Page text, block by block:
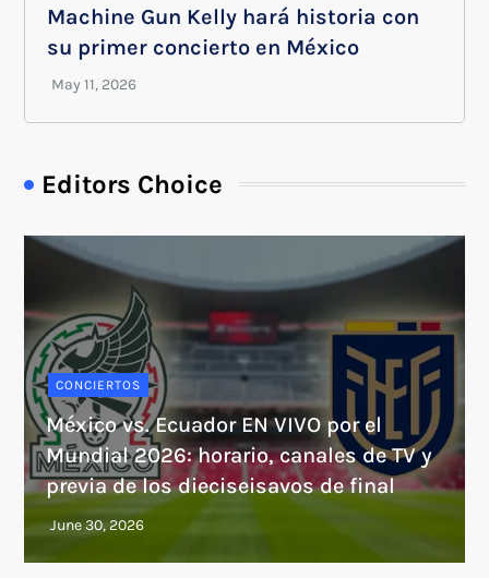
Machine Gun Kelly hará historia con
su primer concierto en México
Editors Choice
CONCIERTOS
México vs. Ecuador EN VIVO por el
Mundial 2026: horario, canales de TV y
previa de los dieciseisavos de final